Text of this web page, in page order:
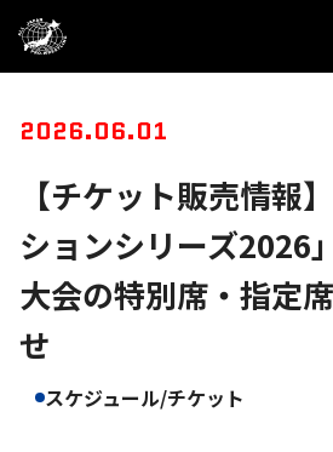
2026.06.01
【チケット販売情報
ションシリーズ2026
大会の特別席・指定
せ
スケジュール/チケット